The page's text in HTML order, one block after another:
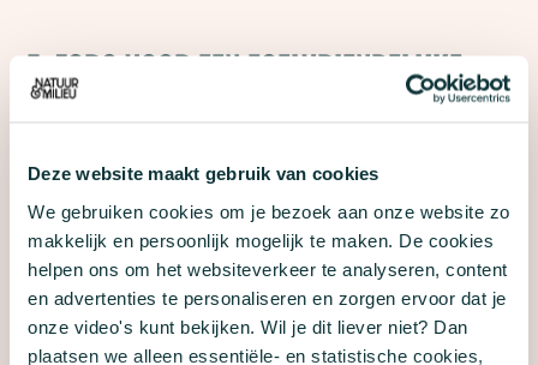
Deze website maakt gebruik van cookies
We gebruiken cookies om je bezoek aan onze website zo
makkelijk en persoonlijk mogelijk te maken. De cookies
helpen ons om het websiteverkeer te analyseren, content
en advertenties te personaliseren en zorgen ervoor dat je
onze video's kunt bekijken. Wil je dit liever niet? Dan
plaatsen we alleen essentiële- en statistische cookies,
5. ZORG VOOR EEN EGELVRIENDELIJKE
TUIN
zoek naar voedsel en schuilplekken. Zorg ervoor
dat er een open doorgang is, zoals een klein gat in
een schutting of hek (ongeveer 13 x 13 cm), zodat
ze vrij kunnen bewegen.